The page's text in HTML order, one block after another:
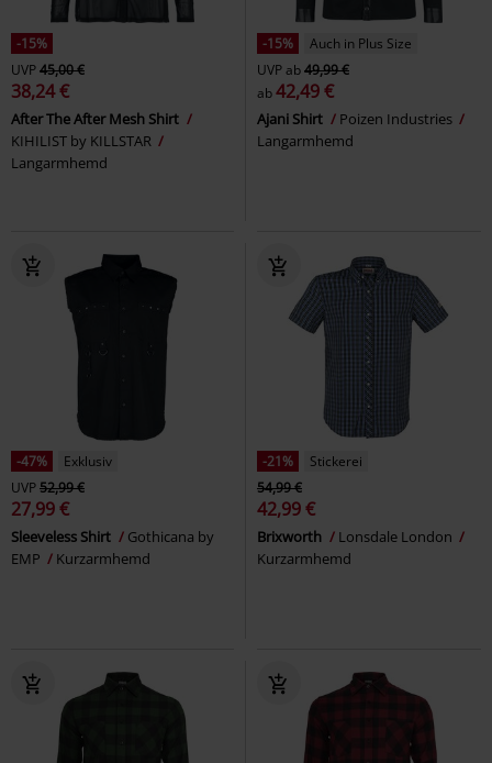
-15%
UVP45,00 €
38,24 €
After The After Mesh Shirt
KIHILIST by KILLSTAR
Langarmhemd
-15%
Auch in Plus Size
UVPab49,99 €
ab42,49 €
Ajani Shirt
Poizen Industries
Langarmhemd
-47%
Exklusiv
UVP52,99 €
27,99 €
Sleeveless Shirt
Gothicana by
EMP
Kurzarmhemd
-21%
Stickerei
54,99 €
42,99 €
Brixworth
Lonsdale London
Kurzarmhemd